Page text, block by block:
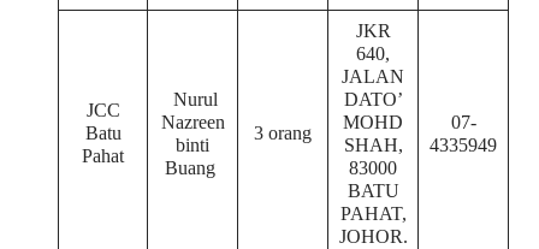
JCC
Batu
Pahat
Nurul
Nazreen
binti
Buang
3 orang
JKR
640,
JALAN
DATO’
MOHD
SHAH,
83000
BATU
PAHAT,
JOHOR.
07-
4335949